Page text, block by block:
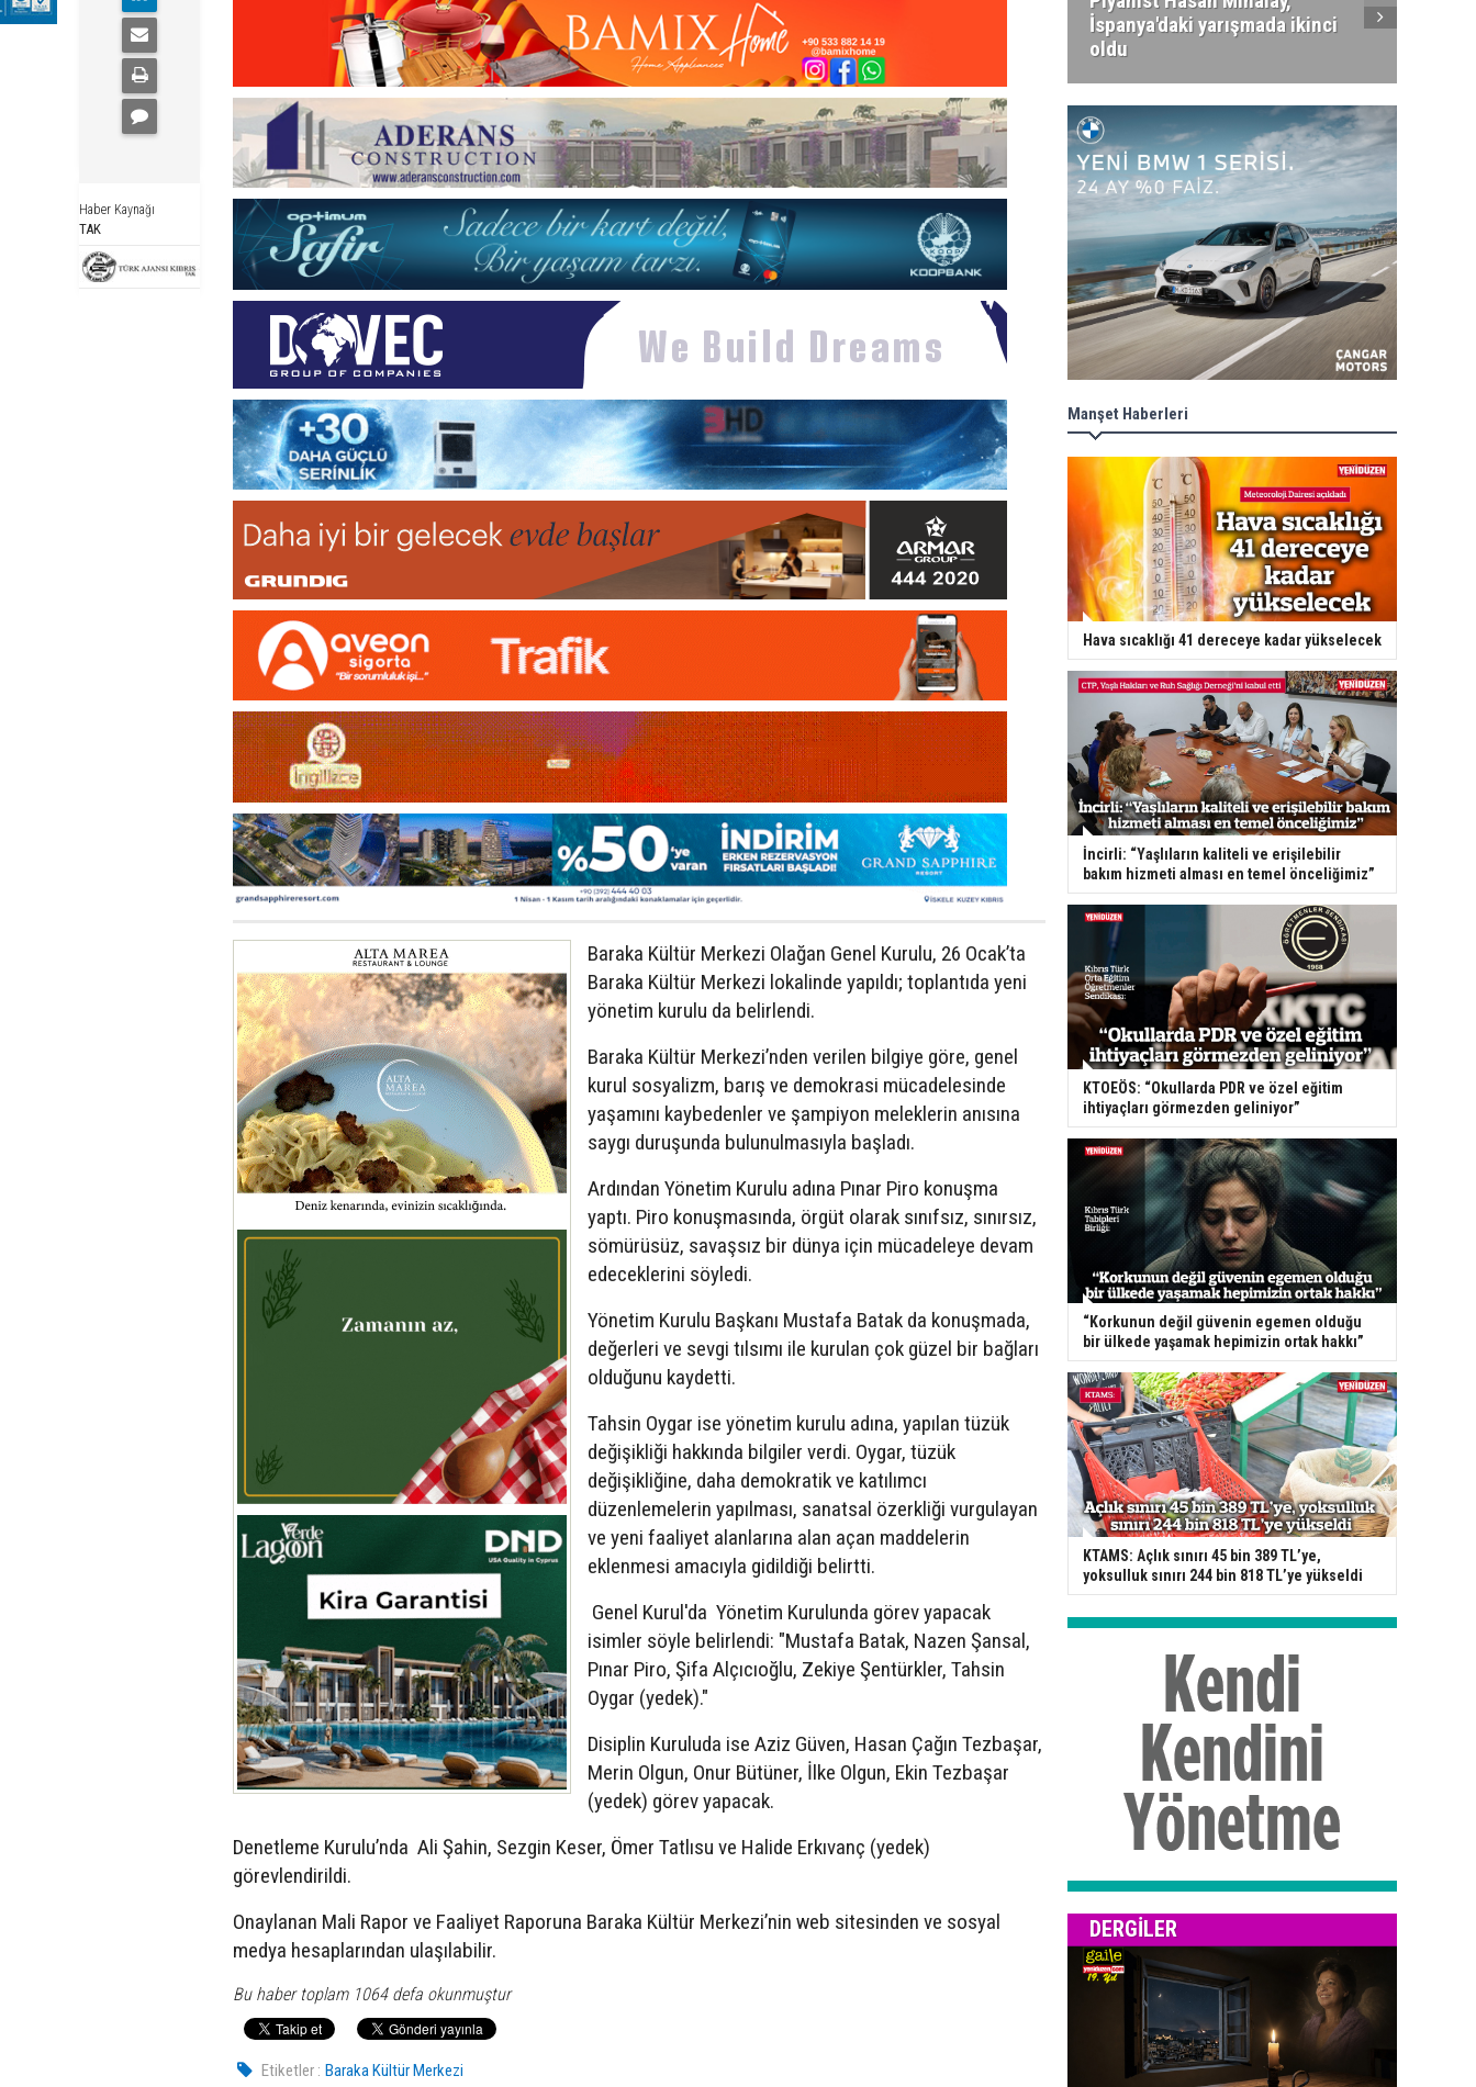
Haber Kaynağı
TAK
Baraka Kültür Merkezi Olağan Genel Kurulu, 26 Ocak’ta
Baraka Kültür Merkezi lokalinde yapıldı; toplantıda yeni
yönetim kurulu da belirlendi.
Baraka Kültür Merkezi’nden verilen bilgiye göre, genel
kurul sosyalizm, barış ve demokrasi mücadelesinde
yaşamını kaybedenler ve şampiyon meleklerin anısına
saygı duruşunda bulunulmasıyla başladı.
Ardından Yönetim Kurulu adına Pınar Piro konuşma
yaptı. Piro konuşmasında, örgüt olarak sınıfsız, sınırsız,
sömürüsüz, savaşsız bir dünya için mücadeleye devam
edeceklerini söyledi.
Yönetim Kurulu Başkanı Mustafa Batak da konuşmada,
değerleri ve sevgi tılsımı ile kurulan çok güzel bir bağları
olduğunu kaydetti.
Tahsin Oygar ise yönetim kurulu adına, yapılan tüzük
değişikliği hakkında bilgiler verdi. Oygar, tüzük
değişikliğine, daha demokratik ve katılımcı
düzenlemelerin yapılması, sanatsal özerkliği vurgulayan
ve yeni faaliyet alanlarına alan açan maddelerin
eklenmesi amacıyla gidildiği belirtti.
Genel Kurul'da Yönetim Kurulunda görev yapacak
isimler söyle belirlendi: "Mustafa Batak, Nazen Şansal,
Pınar Piro, Şifa Alçıcıoğlu, Zekiye Şentürkler, Tahsin
Oygar (yedek)."
Disiplin Kuruluda ise Aziz Güven, Hasan Çağın Tezbaşar,
Merin Olgun, Onur Bütüner, İlke Olgun, Ekin Tezbaşar
(yedek) görev yapacak.
Denetleme Kurulu’nda Ali Şahin, Sezgin Keser, Ömer Tatlısu ve Halide Erkıvanç (yedek)
görevlendirildi.
Onaylanan Mali Rapor ve Faaliyet Raporuna Baraka Kültür Merkezi’nin web sitesinden ve sosyal
medya hesaplarından ulaşılabilir.
Bu haber toplam 1064 defa okunmuştur
Etiketler : Baraka Kültür Merkezi
İspanya'daki yarışmada ikinci
oldu
Manşet Haberleri
Hava sıcaklığı 41 dereceye kadar yükselecek
İncirli: “Yaşlıların kaliteli ve erişilebilir
bakım hizmeti alması en temel önceliğimiz”
KTOEÖS: “Okullarda PDR ve özel eğitim
ihtiyaçları görmezden geliniyor”
“Korkunun değil güvenin egemen olduğu
bir ülkede yaşamak hepimizin ortak hakkı”
KTAMS: Açlık sınırı 45 bin 389 TL’ye,
yoksulluk sınırı 244 bin 818 TL’ye yükseldi
DERGILER